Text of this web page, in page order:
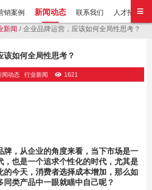
销案例 新闻动态 联系我们 人才招聘
新闻 / 企业品牌运营，应该如何全局性思考？
该如何全局性思考？
闻动态 行业新闻 1621
牌，从企业的角度来看，当下市场是一
，也是一个追求个性化的时代，尤其是
的今天，消费者选择成本增加，那么如
同类产品中一眼就瞄中自己呢？